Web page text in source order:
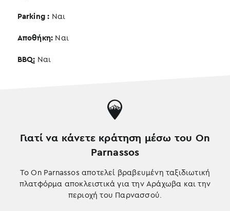
Parking : Ναι
Αποθήκη: Ναι
BBQ: Ναι
Γιατί να κάνετε κράτηση μέσω του On
Parnassos
Το On Parnassos αποτελεί βραβευμένη ταξιδιωτική
πλατφόρμα αποκλειστικά για την Αράχωβα και την
περιοχή του Παρνασσού.